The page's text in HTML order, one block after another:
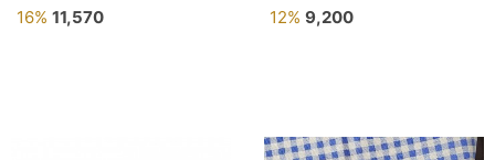
16% 11,570 12% 9,200